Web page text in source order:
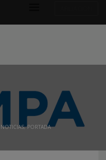
NOTICIAS,PORTADA